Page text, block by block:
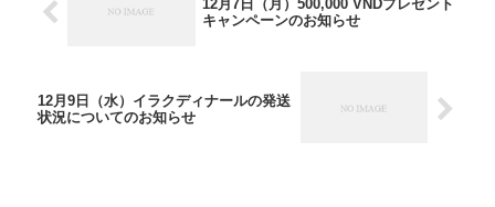
12月7日（月）500,000 VNDプレゼント
キャンペーンのお知らせ
12月9日（水）イラクディナールの発送
状況についてのお知らせ